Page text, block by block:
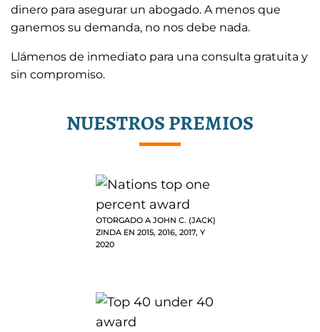
dinero para asegurar un abogado. A menos que
ganemos su demanda, no nos debe nada.
Llámenos de inmediato para una consulta gratuita y
sin compromiso.
NUESTROS PREMIOS
OTORGADO A JOHN C. (JACK)
ZINDA EN 2015, 2016, 2017, Y
2020